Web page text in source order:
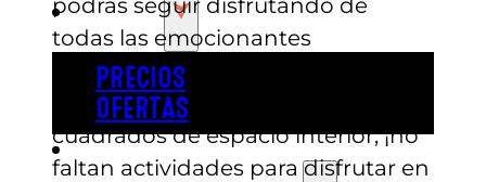
PRECIOS
PRECIOS
OFERTAS
COMPRAR ENTRADAS
todas las emocionantes
actividades que ofrece el parque.
Con más de 8.300 metros
cuadrados de espacio interior, ¡no
faltan actividades para disfrutar en